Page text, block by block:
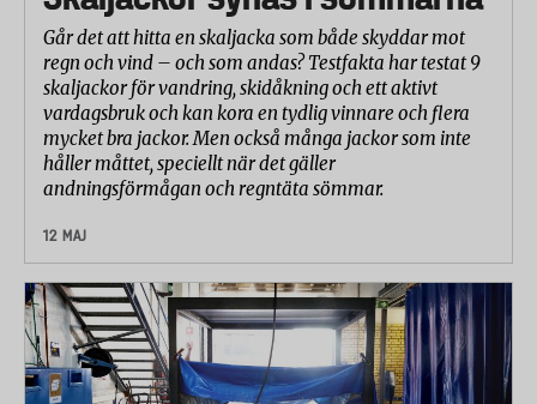
Går det att hitta en skaljacka som både skyddar mot
regn och vind – och som andas? Testfakta har testat 9
skaljackor för vandring, skidåkning och ett aktivt
vardagsbruk och kan kora en tydlig vinnare och flera
mycket bra jackor. Men också många jackor som inte
håller måttet, speciellt när det gäller
andningsförmågan och regntäta sömmar.
12 MAJ